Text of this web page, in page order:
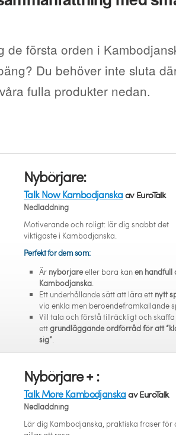
de första orden i
Du behöver inte sluta
fulla produkter nedan.
Nybörjare:
Talk Now Kambodjanskaav EuroTalk
Nedladdning
Motiverande och roligt: lär dig snabbt det
viktigaste i Kambodjanska.
Perfekt för dem som:
Är nybörjareeller bara kanen handfull
Kambodjanska.
Ett underhållande sätt att lära ett nytt
via enkla men beroendeframkallande
Vill tala och förstå tillräckligt och
ettgrundläggande ordförråd för att
sig”.
Nybörjare + :
Talk More Kambodjanskaav EuroTalk
Nedladdning
Lär dig Kambodjanska, praktiska fraser för